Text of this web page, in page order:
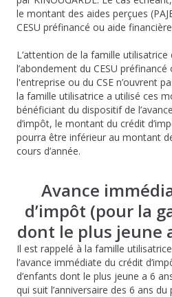
le montant des aides perçues
CESU préfinancé ou aide
L’attention de la famille
l’abondement du CESU préfinancé
l'entreprise ou du CSE n’ouvrent
la famille utilisatrice a utilisé ces
bénéficiant du dispositif de
d’impôt, le montant du crédit
pourra être inférieur au montant
cours d’année.
Avance
d’impôt (pour la
dont le plus jeune
Il est rappelé à la famille
l’avance immédiate du crédit
d’enfants dont le plus jeune a 6
qui suit l’anniversaire des 6 ans